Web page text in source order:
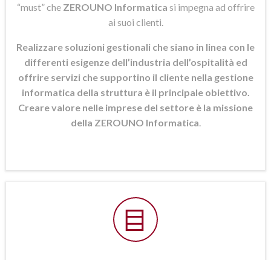
“must” che ZEROUNO Informatica si impegna ad offrire
ai suoi clienti.
Realizzare soluzioni gestionali che siano in linea con le
differenti esigenze dell’industria dell’ospitalità ed
offrire servizi che supportino il cliente nella gestione
informatica della struttura è il principale obiettivo.
Creare valore nelle imprese del settore è la missione
della ZEROUNO Informatica